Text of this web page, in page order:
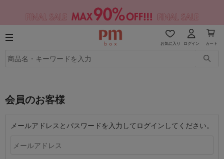
お気に入り ログイン カート
会員のお客様
メールアドレスとパスワードを入力してログインしてください。